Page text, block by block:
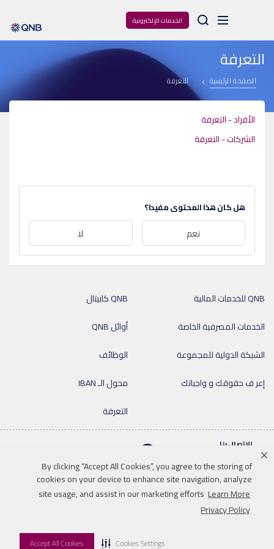
By clicking “Accept All Cookies”, you agree to the storing of
cookies on your device to enhance site navigation, analyze
site usage, and assist in our marketing efforts Learn More
Privacy Policy
Accept All Cookies Cookies Settings
الخدمات الإلكترونية Arama
التعرفة
الصفحة الرئيسية التعرفة
الأفراد - التعرفة
الشركات - التعرفة
هل كان هذا المحتوى مفيدا؟
نعم لا
QNB كابيتال
QNB للخدمات المالية
أوائل QNB
الخدمات المصرفية الخاصة
الوظائف
الشبكة الدولية للمجموعة
محول الـ IBAN
إعر ف حقوقك و واجباتك
التعرفة
للإتصال بنا
LinkedinInstagramfacebooktwitteryoutube